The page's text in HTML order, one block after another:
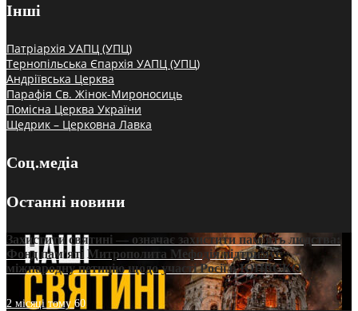
Інші
Патріархія УАПЦ (УПЦ)
Тернопільська Єпархія УАПЦ (УПЦ)
Андріївська Церква
Парафія Св. Жінок-Мироносиць
Помісна Церква України
Щедрик – Церковна Лавка
Соц.медіа
Останні новини
Захистити святині — означає захистити пам’ять людства:
Фонд пам’яті Митрополита Мефодія підтримує
міжнародну петицію щодо участі Росії в ЮНЕСКО
2 місяці тому60